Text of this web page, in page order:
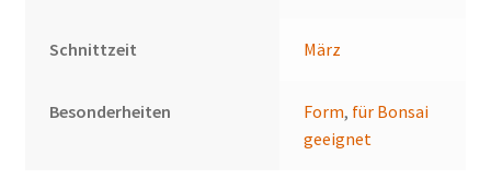
Schnittzeit März
Besonderheiten Form, für Bonsai
geeignet